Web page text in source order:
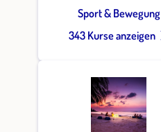
Sport & Bewegung
343 Kurse anzeigen